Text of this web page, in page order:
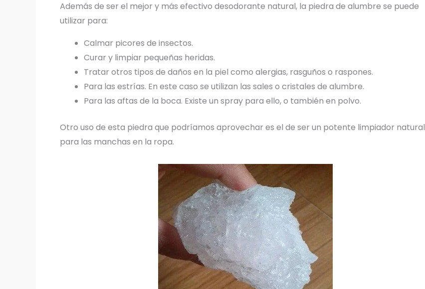
Además de ser el mejor y más efectivo desodorante natural, la piedra de alumbre se puede
utilizar para:
Calmar picores de insectos.
Curar y limpiar pequeñas heridas.
Tratar otros tipos de daños en la piel como alergias, rasguños o raspones.
Para las estrías. En este caso se utilizan las sales o cristales de alumbre.
Para las aftas de la boca. Existe un spray para ello, o también en polvo.
Otro uso de esta piedra que podríamos aprovechar es el de ser un potente limpiador natural
para las manchas en la ropa.